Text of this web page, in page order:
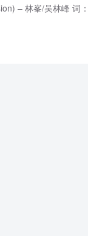
– 林峯/吴林峰 词